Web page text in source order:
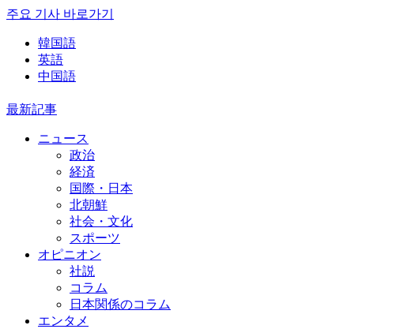
주요 기사 바로가기
韓国語
英語
中国語
最新記事
ニュース
政治
経済
国際・日本
北朝鮮
社会・文化
スポーツ
オピニオン
社説
コラム
日本関係のコラム
エンタメ